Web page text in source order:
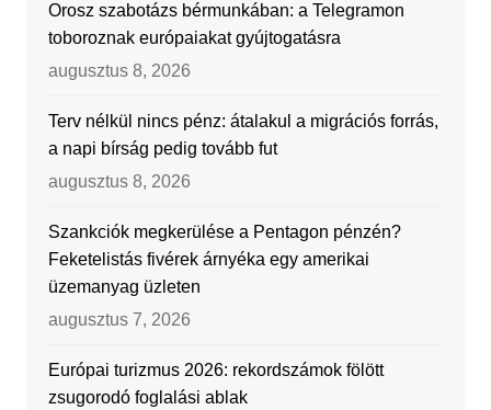
Orosz szabotázs bérmunkában: a Telegramon
toboroznak európaiakat gyújtogatásra
augusztus 8, 2026
Terv nélkül nincs pénz: átalakul a migrációs forrás,
a napi bírság pedig tovább fut
augusztus 8, 2026
Szankciók megkerülése a Pentagon pénzén?
Feketelistás fivérek árnyéka egy amerikai
üzemanyag üzleten
augusztus 7, 2026
Európai turizmus 2026: rekordszámok fölött
zsugorodó foglalási ablak